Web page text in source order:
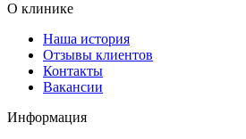
О клинике
Наша история
Отзывы клиентов
Контакты
Вакансии
Информация